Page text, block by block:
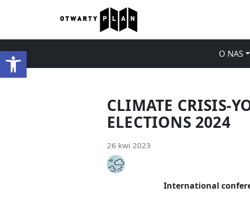
Otwórz pasek narzędzi O NAS
CLIMATE CRISIS-
ELECTIONS 2024
26 kwi 2023
International